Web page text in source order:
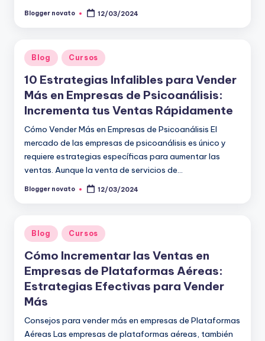
Publicado
Blogger novato 12/03/2024
Publicado
en
Blog Cursos
10 Estrategias Infalibles para Vender
Más en Empresas de Psicoanálisis:
Incrementa tus Ventas Rápidamente
Cómo Vender Más en Empresas de Psicoanálisis El
mercado de las empresas de psicoanálisis es único y
requiere estrategias específicas para aumentar las
ventas. Aunque la venta de servicios de…
Publicado
Blogger novato 12/03/2024
Publicado
en
Blog Cursos
Cómo Incrementar las Ventas en
Empresas de Plataformas Aéreas:
Estrategias Efectivas para Vender
Más
Consejos para vender más en empresas de Plataformas
Aéreas Las empresas de plataformas aéreas, también